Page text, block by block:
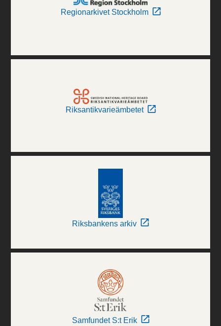
Regionarkivet Stockholm
Riksantikvarieämbetet
Riksbankens arkiv
Samfundet S:t Erik